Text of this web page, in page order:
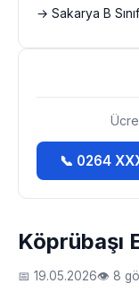
Köprübaşı
📅 19.05.2026👁 8
→ Sakarya B
📞 0264